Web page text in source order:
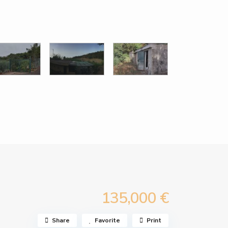
135,000 €
Share Favorite Print